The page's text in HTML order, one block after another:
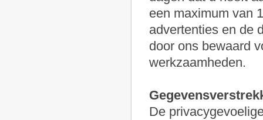
een maximum van
advertenties en de
door ons bewaard
werkzaamheden.
De